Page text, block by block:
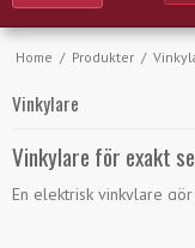
Home / Produkter /
Vinkylare
Vinkylare för exakt
En elektrisk vinkylare
en flaska, utvecklade